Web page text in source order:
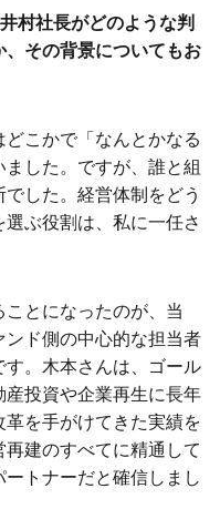
村社長がどのような判
その背景についてもお
こかで「なんとかなる
した。ですが、誰と組
した。経営体制をどう
ぶ役割は、私に一任さ
とになったのが、当
ド側の中心的な担当者
。木本さんは、ゴール
産投資や企業再生に長年
を手がけてきた実績を
建のすべてに精通して
トナーだと確信しまし